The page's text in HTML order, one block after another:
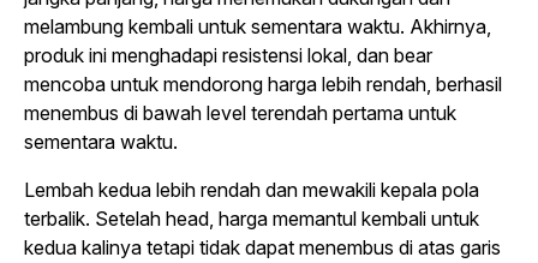
melambung kembali untuk sementara waktu. Akhirnya,
produk ini menghadapi resistensi lokal, dan bear
mencoba untuk mendorong harga lebih rendah, berhasil
menembus di bawah level terendah pertama untuk
sementara waktu.
Lembah kedua lebih rendah dan mewakili kepala pola
terbalik. Setelah head, harga memantul kembali untuk
kedua kalinya tetapi tidak dapat menembus di atas garis